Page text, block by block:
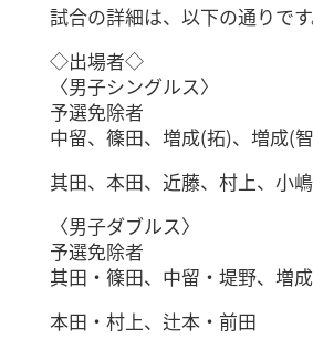
試合の詳細は、以下の通りです
◇出場者◇
〈男子シングルス〉
予選免除者
中留、篠田、増成(拓)、増成(
其田、本田、近藤、村上、小
〈男子ダブルス〉
予選免除者
其田・篠田、中留・堤野、増
本田・村上、辻本・前田